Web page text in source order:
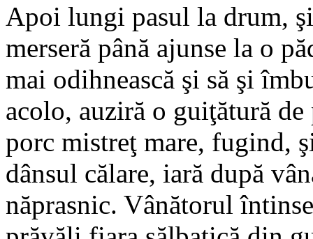
Apoi lungi pasul la drum,
merseră până ajunse la o
mai odihnească şi să şi
acolo, auziră o guiţătură
porc mistreţ mare, fugind,
dânsul călare, iară după
năprasnic. Vânătorul